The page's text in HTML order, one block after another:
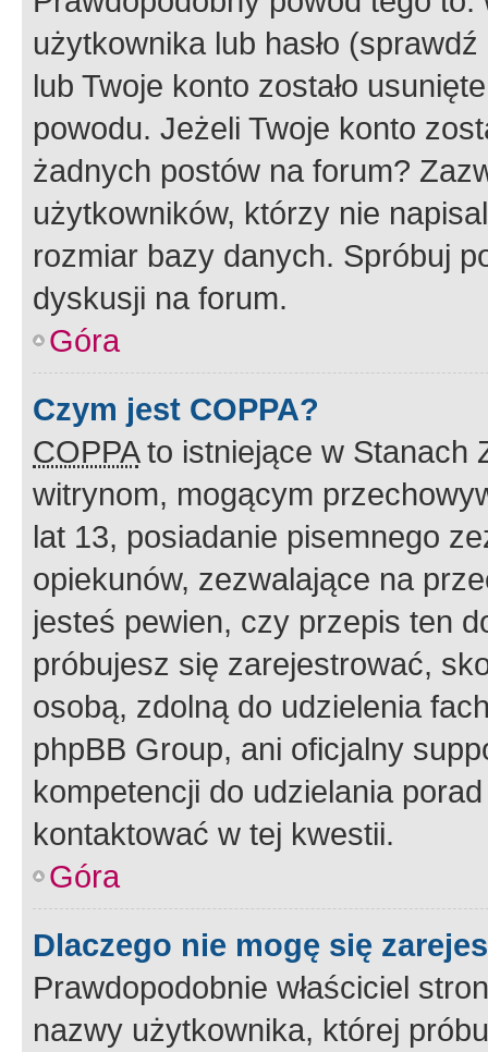
użytkownika lub hasło
lub Twoje konto zostało
powodu. Jeżeli Twoje konto
żadnych postów na forum?
użytkowników, którzy nie
rozmiar bazy danych. Spróbuj
dyskusji na forum.
Góra
Czym jest COPPA?
COPPAto istniejące w Stanach
witrynom, mogącym
lat 13, posiadanie pisemnego
opiekunów, zezwalające na
jesteś pewien, czy przepis ten
próbujesz się zarejestrować,
osobą, zdolną do udzielenia
phpBB Group, ani oficjalny
kompetencji do udzielania
kontaktować w tej kwestii.
Góra
Dlaczego nie mogę się
Prawdopodobnie właściciel
nazwy użytkownika, której